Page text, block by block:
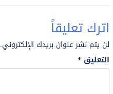
اترك تعليقاً
لن يتم نشر عنوان بريدك الإلكتروني.
التعليق *